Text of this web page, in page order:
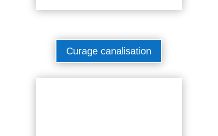
Curage canalisation